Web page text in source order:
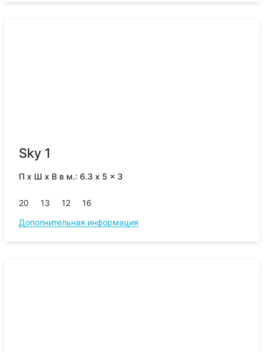
Sky 1
П x Ш x В в м.: 6.3 x 5 x 3
20 13 12
16
Дополнительная информация